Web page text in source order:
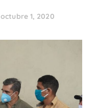
octubre 1, 2020